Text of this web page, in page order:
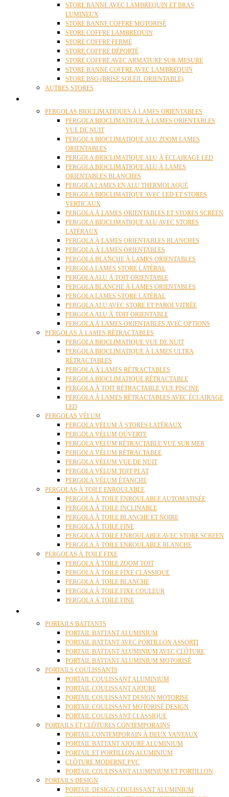
STORE BANNE AVEC LAMBREQUIN ET BRAS
LUMINEUX
STORE BANNE COFFRE MOTORISÉ
STORE COFFRE LAMBREQUIN
STORE COFFRE FERMÉ
STORE COFFRE DÉPORTÉ
STORE COFFRE AVEC ARMATURE SUR-MESURE
STORE BANNE COFFRE AVEC LAMBREQUIN
STORE BSO (BRISE SOLEIL ORIENTABLE)
AUTRES STORES
PERGOLAS BIOCLIMATIQUES À LAMES ORIENTABLES
PERGOLA BIOCLIMATIQUE À LAMES ORIENTABLES
VUE DE NUIT
PERGOLA BIOCLIMATIQUE ALU ZOOM LAMES
ORIENTABLES
PERGOLA BIOCLIMATIQUE ALU À ÉCLAIRAGE LED
PERGOLA BIOCLIMATIQUE ALU À LAMES
ORIENTABLES BLANCHES
PERGOLA LAMES EN ALU THERMOLAQUÉ
PERGOLA BIOCLIMATIQUE AVEC LED ET STORES
VERTICAUX
PERGOLA À LAMES ORIENTABLES ET STORES SCREEN
PERGOLA BIOCLIMATIQUE ALU AVEC STORES
LATÉRAUX
PERGOLA À LAMES ORIENTABLES BLANCHES
PERGOLA À LAMES ORIENTABLES
PERGOLA BLANCHE À LAMES ORIENTABLES
PERGOLA LAMES STORE LATÉRAL
PERGOLA ALU À TOIT ORIENTABLE
PERGOLA BLANCHE À LAMES ORIENTABLES
PERGOLA LAMES STORE LATÉRAL
PERGOLA ALU AVEC STORE ET PAROI VITRÉE
PERGOLA ALU À TOIT ORIENTABLE
PERGOLA À LAMES ORIENTABLES AVEC OPTIONS
PERGOLAS À LAMES RÉTRACTABLES
PERGOLA BIOCLIMATIQUE VUE DE NUIT
PERGOLA BIOCLIMATIQUE À LAMES ULTRA
RÉTRACTABLES
PERGOLA À LAMES RÉTRACTABLES
PERGOLA BIOCLIMATIQUE RÉTRACTABLE
PERGOLA À TOIT RÉTRACTABLE VUE PISCINE
PERGOLA À LAMES RÉTRACTABLES AVEC ÉCLAIRAGE
LED
PERGOLAS VÉLUM
PERGOLA VÉLUM À STORES LATÉRAUX
PERGOLA VÉLUM OUVERTE
PERGOLA VÉLUM RÉTRACTABLE VUE SUR MER
PERGOLA VÉLUM RÉTRACTABLE
PERGOLA VÉLUM VUE DE NUIT
PERGOLA VÉLUM TOIT PLAT
PERGOLA VÉLUM ÉTANCHE
PERGOLAS À TOILE ENROULABLE
PERGOLA À TOILE ENROULABLE AUTOMATISÉE
PERGOLA À TOILE INCLINABLE
PERGOLA À TOILE BLANCHE ET NOIRE
PERGOLA À TOILE FINE
PERGOLA À TOILE ENROULABLE AVEC STORE SCREEN
PERGOLA À TOILE ENROULABLE BLANCHE
PERGOLAS À TOILE FIXE
PERGOLA À TOILE ZOOM TOIT
PERGOLA À TOILE FIXE CLASSIQUE
PERGOLA À TOILE BLANCHE
PERGOLA À TOILE FIXE COULEUR
PERGOLA À TOILE FINE
PORTAILS BATTANTS
PORTAIL BATTANT ALUMINIUM
PORTAIL BATTANT AVEC PORTILLON ASSORTI
PORTAIL BATTANT ALUMINIUM AVEC CLÔTURE
PORTAIL BATTANT ALUMINIUM MOTORISÉ
PORTAILS COULISSANTS
PORTAIL COULISSANT ALUMINIUM
PORTAIL COULISSANT AJOURE
PORTAIL COULISSANT DESIGN MOTORISE
PORTAIL COULISSANT MOTORISÉ DESIGN
PORTAIL COULISSANT CLASSIQUE
PORTAILS ET CLÔTURES CONTEMPORAINS
PORTAIL CONTEMPORAIN À DEUX VANTAUX
PORTAIL BATTANT AJOURE ALUMINIUM
PORTAIL ET PORTILLON ALUMINIUM
CLÔTURE MODERNE PVC
PORTAIL COULISSANT ALUMINIUM ET PORTILLON
PORTAILS DESIGN
PORTAIL DESIGN COULISSANT ALUMINIUM